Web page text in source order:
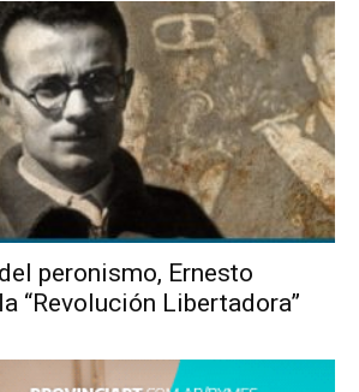
peronismo, Ernesto
“Revolución Libertadora”